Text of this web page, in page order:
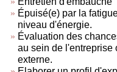
Épuisé(e) par la
niveau d'énergie.
Évaluation des
au sein de l'entreprise
externe.